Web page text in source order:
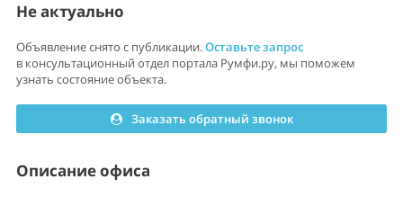
Не актуально
Объявление снято с публикации.Оставьте запрос
в консультационный отдел портала Румфи.ру, мы поможем
узнать состояние объекта.
Заказать обратный звонок
Описание офиса